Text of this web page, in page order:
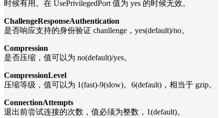
时候有用。在 UsePrivilegedPort 值为 yes 的时候无效。
ChallengeResponseAuthentication
是否响应支持的身份验证 chanllenge，yes(default)/no。
Compression
是否压缩，值可以为 no(default)/yes。
CompressionLevel
压缩等级，值可以为 1(fast)-9(slow)。6(default)，相当于 gzip。
ConnectionAttempts
退出前尝试连接的次数，值必须为整数，1(default)。